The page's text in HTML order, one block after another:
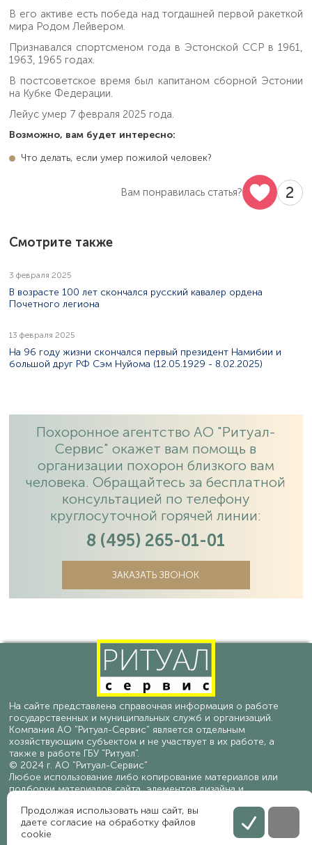
В его активе есть победа над тогдашней первой ракеткой
мира Родом Лейвером.
Признавался спортсменом года в Эстонской ССР в 1961,
1963, 1965 годах.
В постсоветское время был капитаном сборной Эстонии
на Кубке Федерации.
Лейус умер 7 февраля 2025 года.
Возможно, вам будет интересно:
Что делать, если умер пожилой человек?
Вам понравилась статья? 2
Смотрите также
3 февраля 2025
В возрасте 100 лет скончался русский кавалер ордена
Почетного легиона
13 февраля 2025
На 96 году жизни скончался первый президент Намибии и
большой друг РФ Сэм Нуйома (12.05.1929 - 8.02.2025)
Похоронное агентство АО "Ритуал-
Сервис" окажет вам помощь в
организации похорон близкого вам
человека. Обращайтесь за бесплатной
консультацией по телефону
круглосуточной горячей линии:
8 (495) 265-01-01
ЗАКАЗАТЬ ЗВОНОК
Продолжая использовать наш сайт, вы
даете согласие на обработку файлов
cookie
На сайте представлена справочная информация о работе
государственных и муниципальных служб и организаций.
Компания АО "Ритуал-Сервис" является отдельным
хозяйствующим субъектом и не участвует в их работе, а
также в работе ГБУ "Ритуал".
© 2024 г. АО "Ритуал-Сервис"
Любое использование либо копирование материалов или
подборки материалов сайта, элементов дизайна и
правообладателя и только со ссылкой на источник.
Политика конфиденциальности персональных данных